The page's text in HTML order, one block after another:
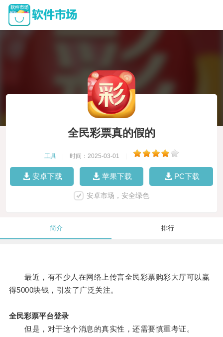
全民彩票真的假的
工具 时间：2025-03-01
安卓下载 苹果下载 PC下载
安卓市场，安全绿色
简介 排行
最近，有不少人在网络上传言全民彩票购彩大厅可以赢
得5000块钱，引发了广泛关注。
全民彩票平台登录
但是，对于这个消息的真实性，还需要慎重考证。